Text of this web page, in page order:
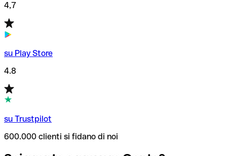
4,7
su Play Store
4.8
su Trustpilot
600.000 clienti si fidano di noi